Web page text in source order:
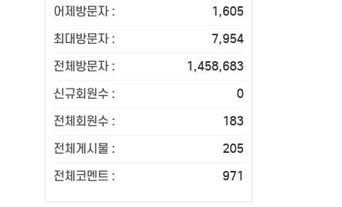
어제방문자 :
1,605
최대방문자 :
7,954
전체방문자 :
1,458,683
신규회원수 :
0
전체회원수 :
183
전체게시물 :
205
전체코멘트 :
971